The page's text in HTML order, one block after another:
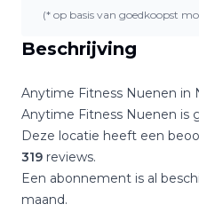
Beschrijving
Anytime Fitness Nuenen in
Anytime Fitness Nuenen is
Deze locatie heeft een
319 reviews.
Een abonnement is al
maand.
(* op basis van goedkoopst